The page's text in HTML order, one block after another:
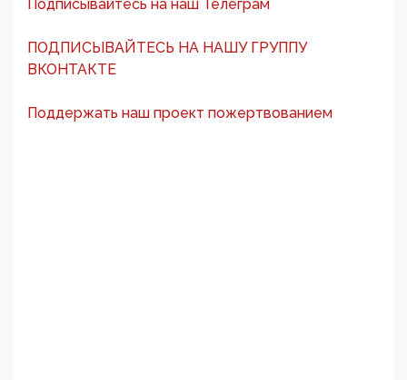
Подписывайтесь на наш Телеграм
ПОДПИСЫВАЙТЕСЬ НА НАШУ ГРУППУ
ВКОНТАКТЕ
Поддержать наш проект пожертвованием